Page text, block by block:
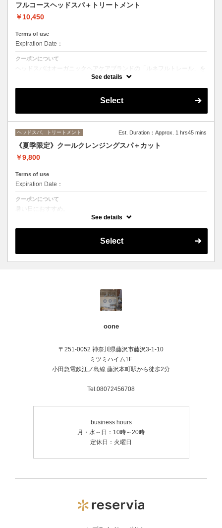
フルコースヘッドスパ＋トリートメント
￥10,450
Terms of use
Expiration Date：
クーポンについて
ヘッドスパはオーガニックヘアケアブランドの「ルネフルトレール」を
使ったoone が自信を持っておすすめするヘッドスパです。
ヘッドスパの施術時間は４５分です。
クイックトリートメント→¥10450
当日ご相談の上、ご選択頂けます。
See details
Select
ヘッドスパ、トリートメント Est. Duration：Approx. 1 hrs45 mins
《夏季限定》クールクレンジングスパ＋カット
￥9,800
Terms of use
Expiration Date：
クーポンについて
暑い日におすすめ。
クールスパで涼んでいただいた後にカットをしていきます。
1.クリーム状のクールシャンプーで頭皮と髪をクレンジング。
3.保湿の頭皮用トリートメントでマッサージ。血行を促進し頭皮と髪を
See details
Select
oone
〒251-0052 神奈川県藤沢市藤沢3-1-10
ミツミハイム1F
小田急電鉄江ノ島線 藤沢本町駅から徒歩2分
Tel.08072456708
business hours
月・水～日：10時～20時
定休日：火曜日